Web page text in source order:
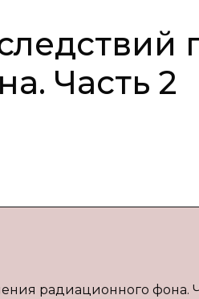
Часть 2
радиационного фона.